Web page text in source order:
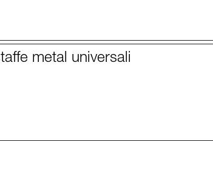
metal universali